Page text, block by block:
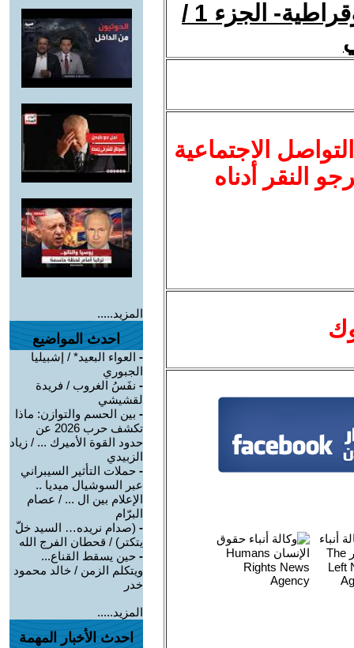
إيران من الميتافيزيقا إلى البيروقراطية- الجزء 1 /
الاجتماعية
النقر أدناه
المزيد.....
احدث المواضيع
- العواء البعيد* / إشبيليا
الجبوري
- نفَسُ الغروب / فريدة
لقشيشي
- بين الحسم والتوازن: ماذا
تكشف حرب 2026 عن
حدود القوة الأميرك ... / زياد
الزبيدي
- حملات التأثير السيبراني
عبر السوشيال ميديا ..
الإعلام بين ال ... / عصام
البرّام
- (صدام نريده… السيد خلّ
يتكتر) / قحطان الفرج الله
- حين يسقط القناع...
ويتكلم الزمن / خالد محمود
خدر
المزيد.....
احدث الأخبار المهمة